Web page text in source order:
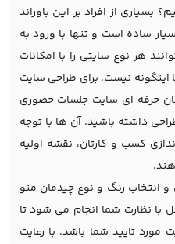
از افراد بر این باوراند
ساده است و تنها با ورود به
هر نوع سایتی را با امکانات
اینگونه نیست. برای طراحی سایت
حرفه ای سایت جلسات حضوری
داشته باشید. آن ها با توجه
کسب و کارتان، نقشه اولیه
انتخاب رنگ و نوع چیدمان منو
با نظارت شما انجام می شود تا
تایید شما باشد. با رعایت